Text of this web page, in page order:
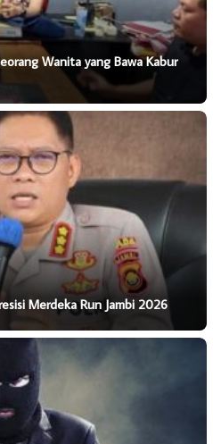
Wanita yang Bawa Kabur
Merdeka Run Jambi 2026